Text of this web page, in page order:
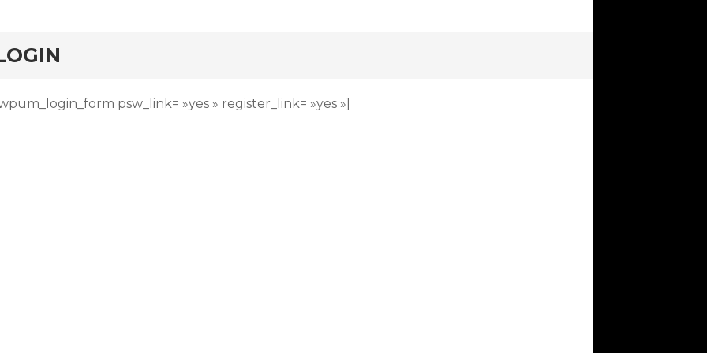
psw_link= »yes » register_link= »yes »]